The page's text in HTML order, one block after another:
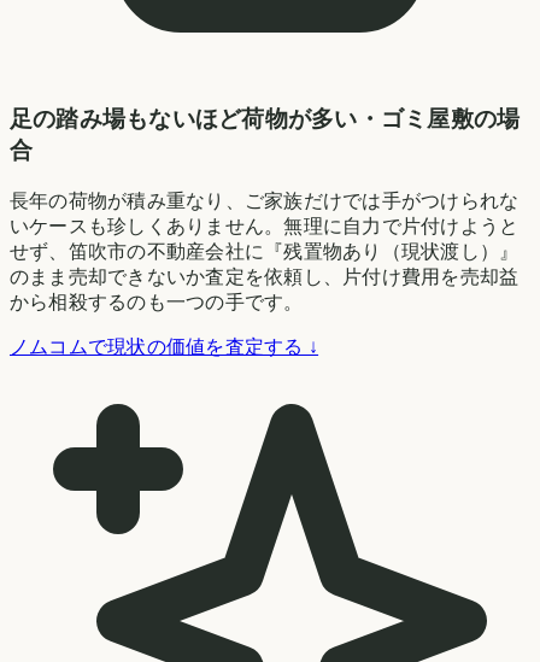
足の踏み場もないほど荷物が多い・ゴミ屋敷の場
合
長年の荷物が積み重なり、ご家族だけでは手がつけられな
いケースも珍しくありません。無理に自力で片付けようと
せず、笛吹市の不動産会社に『残置物あり（現状渡し）』
のまま売却できないか査定を依頼し、片付け費用を売却益
から相殺するのも一つの手です。
ノムコムで現状の価値を査定する ↓